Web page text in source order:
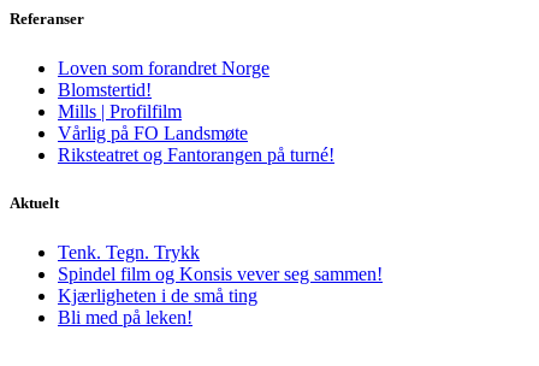
Referanser
Loven som forandret Norge
Blomstertid!
Mills | Profilfilm
Vårlig på FO Landsmøte
Riksteatret og Fantorangen på turné!
Aktuelt
Tenk. Tegn. Trykk
Spindel film og Konsis vever seg sammen!
Kjærligheten i de små ting
Bli med på leken!